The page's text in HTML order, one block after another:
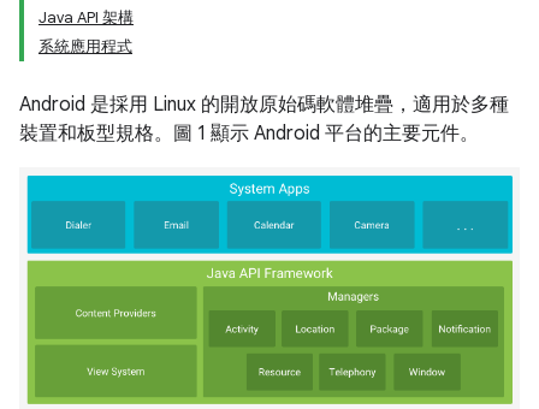
Java API 架構
系統應用程式
Android 是採用 Linux 的開放原始碼軟體堆疊，適用於多種
裝置和板型規格。圖 1 顯示 Android 平台的主要元件。